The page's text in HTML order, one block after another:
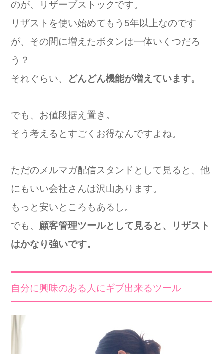
のが、リザーブストックです。
リザストを使い始めてもう5年以上なのです
が、その間に増えたボタンは一体いくつだろ
う？
それぐらい、
どんどん機能が増えています。
でも、お値段据え置き。
そう考えるとすごくお得なんですよね。
ただのメルマガ配信スタンドとして見ると、他
にもいい会社さんは沢山あります。
もっと安いところもあるし。
でも、 顧客管理ツールとして見ると、リザスト
はかなり強いです。
自分に興味のある人にギブ出来るツール